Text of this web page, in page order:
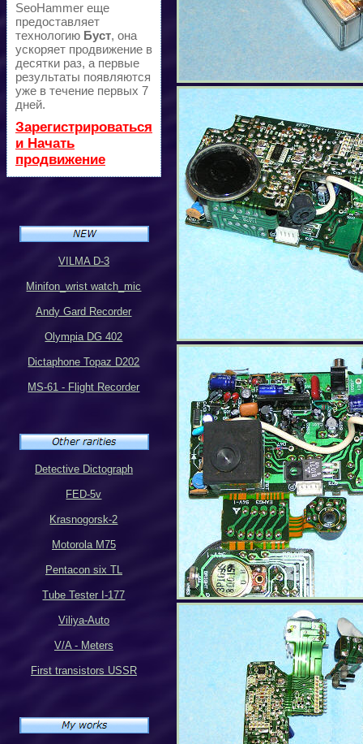
SeoHammer еще
предоставляет
технологию Буст, она
ускоряет продвижение в
десятки раз, а первые
результаты появляются
уже в течение первых 7
дней.
Зарегистрироваться
и Начать
продвижение
VILMA D-3
Minifon_wrist watch_mic
Andy Gard Recorder
Olympia DG 402
Dictaphone Topaz D202
MS-61 - Flight Recorder
Detective Dictograph
FED-5v
Krasnogorsk-2
Motorola M75
Pentacon six TL
Tube Tester I-177
Viliya-Auto
V/A - Meters
First transistors USSR